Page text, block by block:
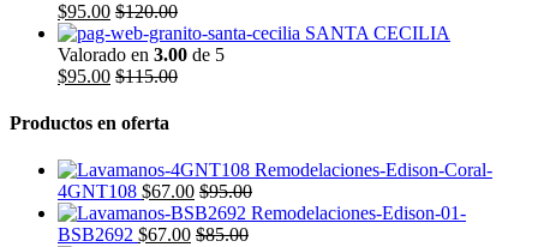
$95.00 $120.00
SANTA CECILIA
Valorado en 3.00 de 5
$95.00 $115.00
Productos en oferta
4GNT108 $67.00 $95.00
BSB2692 $67.00 $85.00